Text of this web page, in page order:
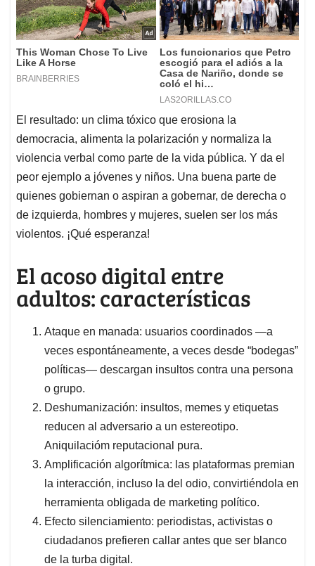
El resultado: un clima tóxico que erosiona la
democracia, alimenta la polarización y normaliza la
violencia verbal como parte de la vida pública. Y da el
peor ejemplo a jóvenes y niños. Una buena parte de
quienes gobiernan o aspiran a gobernar, de derecha o
de izquierda, hombres y mujeres, suelen ser los más
violentos. ¡Qué esperanza!
El acoso digital entre
adultos: características
Ataque en manada: usuarios coordinados —a
veces espontáneamente, a veces desde “bodegas”
políticas— descargan insultos contra una persona
o grupo.
Deshumanización: insultos, memes y etiquetas
reducen al adversario a un estereotipo.
Aniquilacióm reputacional pura.
Amplificación algorítmica: las plataformas premian
la interacción, incluso la del odio, convirtiéndola en
herramienta obligada de marketing político.
Efecto silenciamiento: periodistas, activistas o
ciudadanos prefieren callar antes que ser blanco
de la turba digital.